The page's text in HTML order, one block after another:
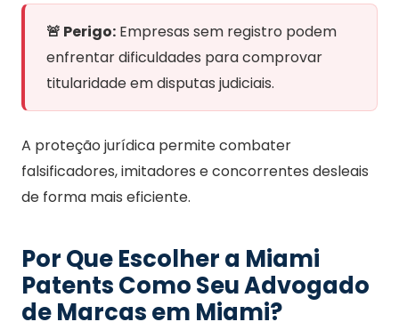
🚨 Perigo: Empresas sem registro podem
enfrentar dificuldades para comprovar
titularidade em disputas judiciais.
A proteção jurídica permite combater
falsificadores, imitadores e concorrentes desleais
de forma mais eficiente.
Por Que Escolher a Miami
Patents Como Seu Advogado
de Marcas em Miami?